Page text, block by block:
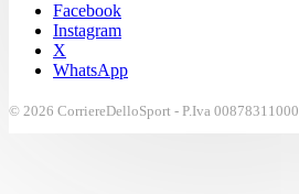
Facebook
Instagram
X
WhatsApp
© 2026 CorriereDelloSport - P.Iva 00878311000